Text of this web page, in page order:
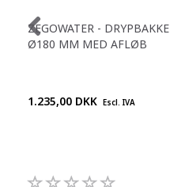
ZEGOWATER - DRYPBAKKE
Ø180 MM MED AFLØB
1.235,00 DKK Escl. IVA